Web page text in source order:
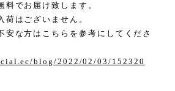
でお届け致します。
はございません。
な方はこちらを参考にしてくださ
blog/2022/02/03/152320